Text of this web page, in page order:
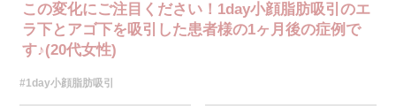
この変化にご注目ください！1day小顔脂肪吸引のエ
ラ下とアゴ下を吸引した患者様の1ヶ月後の症例で
す♪(20代女性)
#1day小顔脂肪吸引